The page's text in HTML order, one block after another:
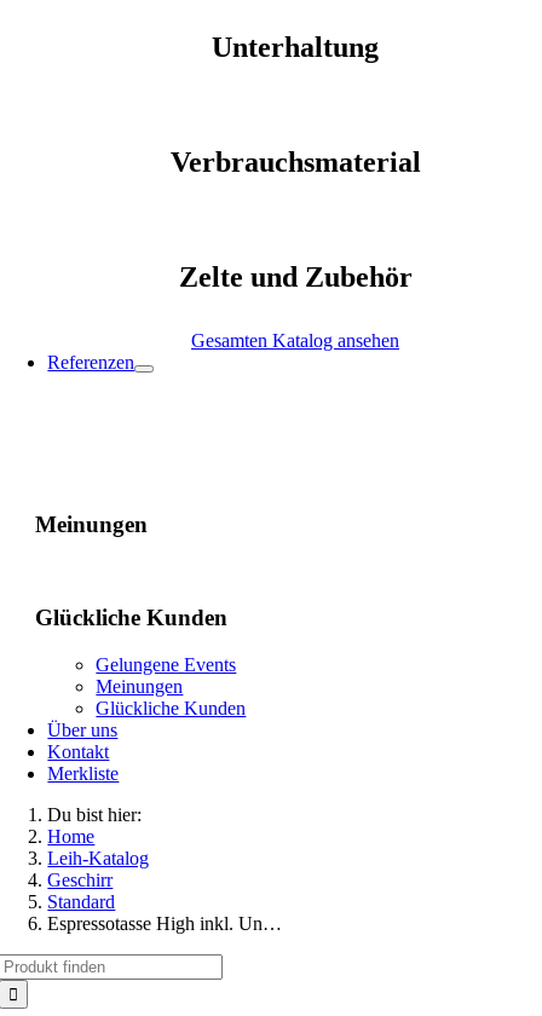
Unterhaltung
Verbrauchsmaterial
Zelte und Zubehör
Gesamten Katalog ansehen
Referenzen
Meinungen
Glückliche Kunden
Gelungene Events
Meinungen
Glückliche Kunden
Über uns
Kontakt
Merkliste
Du bist hier:
Home
Leih-Katalog
Geschirr
Standard
Espressotasse High inkl. Un…